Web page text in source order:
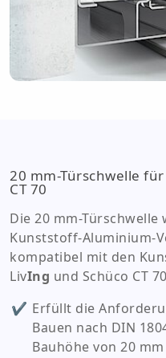
20 mm-Türschwelle
CT 70
Die 20 mm-
Kunststoff-Aluminium-
kompatibel mit den
LivIng und Schüco CT
Erfüllt die
Bauen nach DIN
Bauhöhe von 20 mm